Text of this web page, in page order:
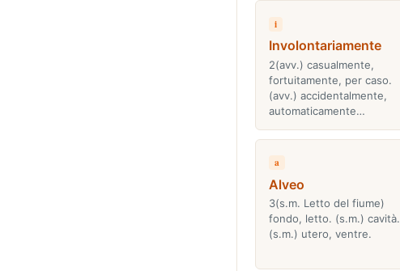
i
Involontariamente
2(avv.) casualmente,
fortuitamente, per caso.
(avv.) accidentalmente,
automaticamente…
a
Alveo
3(s.m. Letto del fiume)
fondo, letto. (s.m.) cavità.
(s.m.) utero, ventre.